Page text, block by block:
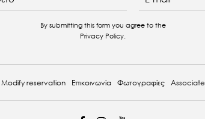
By submitting this form you agree to the
Privacy Policy.
Modify reservation Επικοινωνία Φωτογραφίες